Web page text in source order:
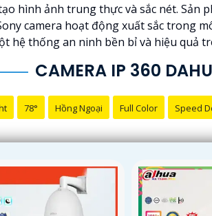
hình ảnh trung thực và sắc nét. Sản
camera hoạt động xuất sắc trong
hệ thống an ninh bền bỉ và hiệu quả
CAMERA IP 360
78° Hồng Ngoại Full Color Speed